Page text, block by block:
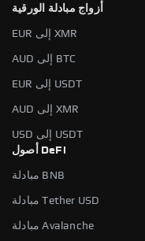
أزواج مبادلة الورقية
EUR إلى XMR
AUD إلى BTC
EUR إلى USDT
AUD إلى XMR
USD إلى USDT
أصول DeFi
مبادلة BNB
مبادلة Tether USD
مبادلة Avalanche